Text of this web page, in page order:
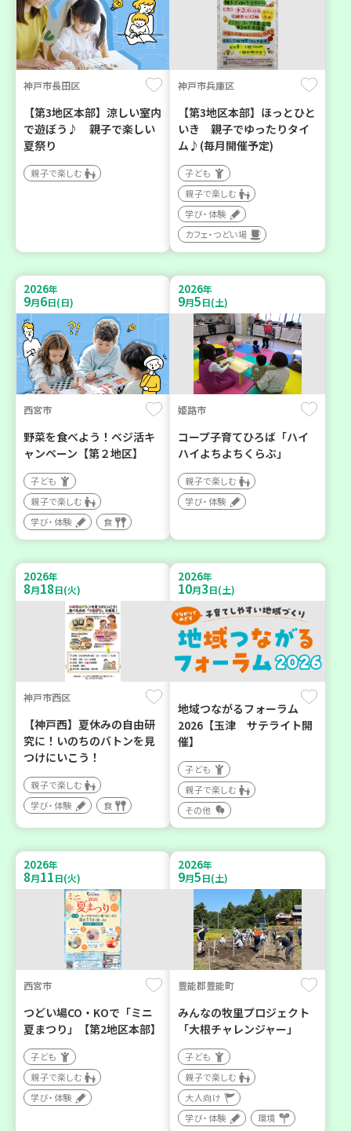
神戸市長田区
【第3地区本部】涼しい室内
で遊ぼう♪ 親子で楽しい
夏祭り
親子で楽しむ
神戸市兵庫区
【第3地区本部】ほっとひと
いき 親子でゆったりタイ
ム♪(毎月開催予定)
子ども
親子で楽しむ
学び・体験
カフェ・つどい場
2026年
9月6日(日)
西宮市
野菜を食べよう！ベジ活キ
ャンペーン【第２地区】
子ども
親子で楽しむ
学び・体験
食
2026年
9月5日(土)
姫路市
コープ子育てひろば「ハイ
ハイよちよちくらぶ」
親子で楽しむ
学び・体験
2026年
8月18日(火)
神戸市西区
【神戸西】夏休みの自由研
究に！いのちのバトンを見
つけにいこう！
親子で楽しむ
学び・体験
食
2026年
10月3日(土)
地域つながるフォーラム
2026【玉津 サテライト開
催】
子ども
親子で楽しむ
その他
2026年
8月11日(火)
西宮市
つどい場CO・KOで「ミニ
夏まつり」【第2地区本部】
子ども
親子で楽しむ
学び・体験
2026年
9月5日(土)
豊能郡豊能町
みんなの牧里プロジェクト
「大根チャレンジャー」
子ども
親子で楽しむ
大人向け
学び・体験
環境